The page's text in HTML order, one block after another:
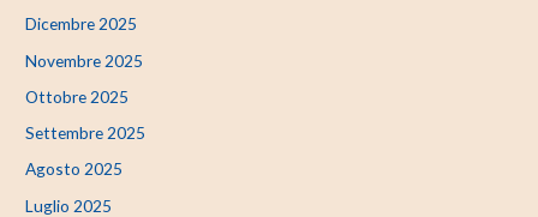
Dicembre 2025
Novembre 2025
Ottobre 2025
Settembre 2025
Agosto 2025
Luglio 2025